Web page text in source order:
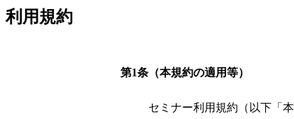
利用規約
第1条（本規約の適用等）
セミナー利用規約（以下「